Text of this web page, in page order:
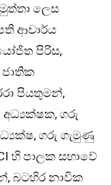
ලෙස
ආචාර්ය
පිරිස,
ජාතික
පියතුමන්,
අධ්‍යක්ෂක, ගරු
ගරු ගැමුණු
හි පාලක සභාවේ
බටහිර නාවික